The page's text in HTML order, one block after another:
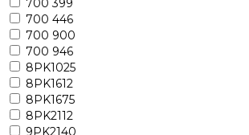
700 446
700 900
700 946
8PK1025
8PK1612
8PK1675
8PK2112
9PK2140